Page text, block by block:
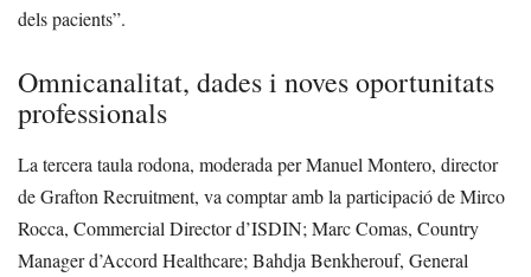
dels pacients”.
Omnicanalitat, dades i noves oportunitats
professionals
La tercera taula rodona, moderada per Manuel Montero, director
de Grafton Recruitment, va comptar amb la participació de Mirco
Rocca, Commercial Director d’ISDIN; Marc Comas, Country
Manager d’Accord Healthcare; Bahdja Benkherouf, General